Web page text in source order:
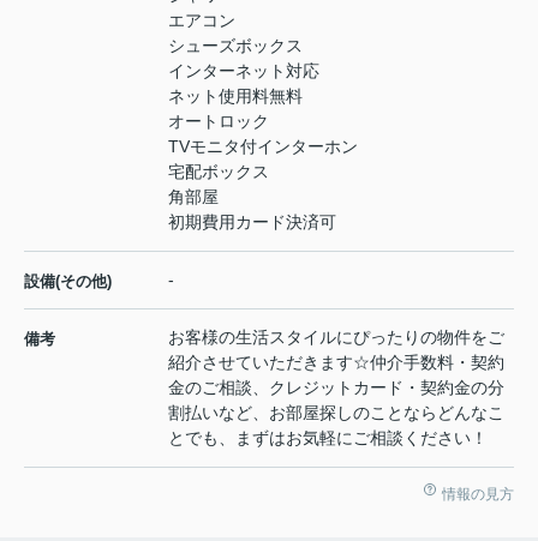
エアコン
シューズボックス
インターネット対応
ネット使用料無料
オートロック
TVモニタ付インターホン
宅配ボックス
角部屋
初期費用カード決済可
設備(その他) -
備考
お客様の生活スタイルにぴったりの物件をご
紹介させていただきます☆仲介手数料・契約
金のご相談、クレジットカード・契約金の分
割払いなど、お部屋探しのことならどんなこ
とでも、まずはお気軽にご相談ください！
情報の見方